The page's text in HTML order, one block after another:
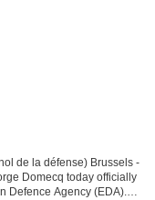
de la défense) Brussels -
Domecq today officially
Defence Agency (EDA).